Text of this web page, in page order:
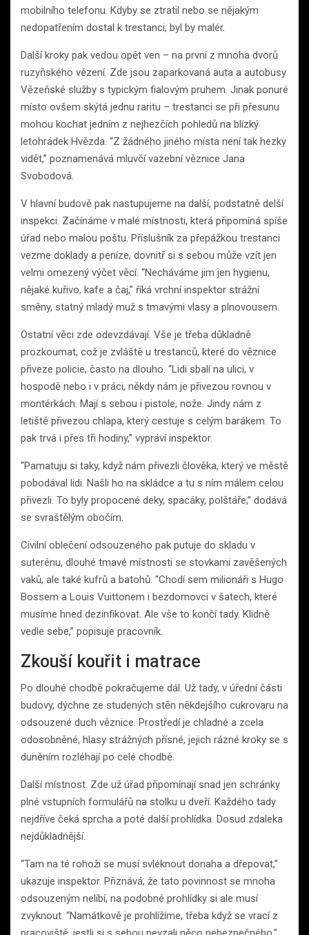
mobilního telefonu. Kdyby se ztratil nebo se nějakým
nedopatřením dostal k trestanci, byl by malér.
Další kroky pak vedou opět ven – na první z mnoha dvorů
ruzyňského vězení. Zde jsou zaparkovaná auta a autobusy
Vězeňské služby s typickým fialovým pruhem. Jinak ponuré
místo ovšem skýtá jednu raritu – trestanci se při přesunu
mohou kochat jedním z nejhezčích pohledů na blízký
letohrádek Hvězda. “Z žádného jiného místa není tak hezky
vidět,” poznamenává mluvčí vazební věznice Jana
Svobodová.
V hlavní budově pak nastupujeme na další, podstatně delší
inspekci. Začínáme v malé místnosti, která připomíná spíše
úřad nebo malou poštu. Příslušník za přepážkou trestanci
vezme doklady a peníze, dovnitř si s sebou může vzít jen
velmi omezený výčet věcí. “Necháváme jim jen hygienu,
nějaké kuřivo, kafe a čaj,” říká vrchní inspektor strážní
směny, statný mladý muž s tmavými vlasy a plnovousem.
Ostatní věci zde odevzdávají. Vše je třeba důkladně
prozkoumat, což je zvláště u trestanců, které do věznice
přiveze policie, často na dlouho. “Lidi sbalí na ulici, v
hospodě nebo i v práci, někdy nám je přivezou rovnou v
montérkách. Mají s sebou i pistole, nože. Jindy nám z
letiště přivezou chlapa, který cestuje s celým barákem. To
pak trvá i přes tři hodiny,” vypráví inspektor.
“Pamatuju si taky, když nám přivezli člověka, který ve městě
pobodával lidi. Našli ho na skládce a tu s ním málem celou
přivezli. To byly propocené deky, spacáky, polštáře,” dodává
se svraštělým obočím.
Civilní oblečení odsouzeného pak putuje do skladu v
suterénu, dlouhé tmavé místnosti se stovkami zavěšených
vaků, ale také kufrů a batohů. “Chodí sem milionáři s Hugo
Bossem a Louis Vuittonem i bezdomovci v šatech, které
musíme hned dezinfikovat. Ale vše to končí tady. Klidně
vedle sebe,” popisuje pracovník.
Zkouší kouřit i matrace
Po dlouhé chodbě pokračujeme dál. Už tady, v úřední části
budovy, dýchne ze studených stěn někdejšího cukrovaru na
odsouzené duch věznice. Prostředí je chladné a zcela
odosobněné, hlasy strážných přísné, jejich rázné kroky se s
duněním rozléhají po celé chodbě.
Další místnost. Zde už úřad připomínají snad jen schránky
plné vstupních formulářů na stolku u dveří. Každého tady
nejdříve čeká sprcha a poté další prohlídka. Dosud zdaleka
nejdůkladnější.
“Tam na té rohoži se musí svléknout donaha a dřepovat,”
ukazuje inspektor. Přiznává, že tato povinnost se mnoha
odsouzeným nelíbí, na podobné prohlídky si ale musí
zvyknout. “Namátkově je prohlížíme, třeba když se vrací z